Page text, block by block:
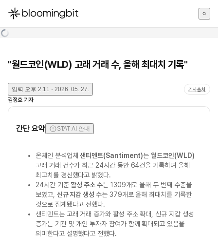
한국어
"월드코인(WLD) 고래 거래 수, 올해 최대치 기록"
입력 오후 2:11 · 2026. 05. 27. 기사출처
김정호 기자
간단 요약 STAT AI 안내
온체인 분석업체샌티멘트(Santiment)는월드코인(WLD)
고래 거래 건수가 최근 24시간 동안 64건을 기록하며 올해
최고치를 경신했다고 밝혔다.
24시간 기준활성 주소 수는 1309개로 올해 두 번째 수준을
보였고, 신규 지갑 생성 수는 379개로 올해 최대치를 기록한
것으로 집계됐다고 전했다.
샌티멘트는 고래 거래 증가와 활성 주소 확대, 신규 지갑 생성
증가는 기관 및 개인 투자자 참여가 함께 확대되고 있음을
의미한다고 설명했다고 전했다.